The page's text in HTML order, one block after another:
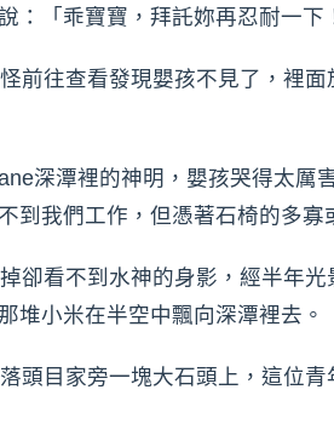
「乖寶寶，拜託妳再忍耐一下
往查看發現嬰孩不見了，裡
深潭裡的神明，嬰孩哭得太厲
我們工作，但憑著石椅的多寡
看不到水神的身影，經半年
堆小米在半空中飄向深潭裡去。
目家旁一塊大石頭上，這位